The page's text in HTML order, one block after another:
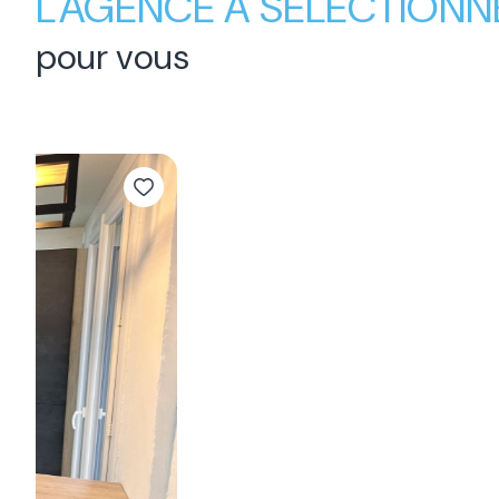
pour vous
Sous-compromis
Maison 5 pièce(s)
4 chambre(s)
Beauvallon (26800)
449 900 €